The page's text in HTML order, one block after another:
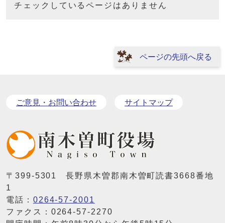
チェックしているページはありません
ページの先頭へ戻る
ご意見・お問い合わせ サイトマップ
〒399-5301 長野県木曽郡南木曽町読書3668番地
1
電話： 0264-57-2001
ファクス：0264-57-2270